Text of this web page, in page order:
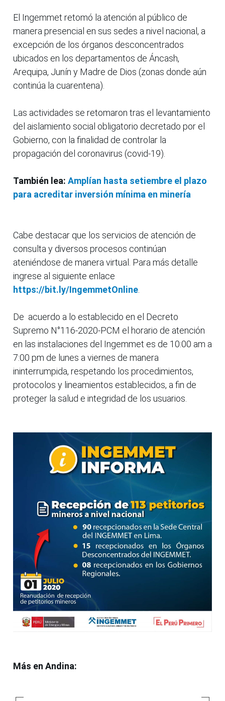
El Ingemmet retomó la atención al público de
manera presencial en sus sedes a nivel nacional, a
excepción de los órganos desconcentrados
ubicados en los departamentos de Áncash,
Arequipa, Junín y Madre de Dios (zonas donde aún
continúa la cuarentena).
Las actividades se retomaron tras el levantamiento
del aislamiento social obligatorio decretado por el
Gobierno, con la finalidad de controlar la
propagación del coronavirus (covid-19).
También lea: Amplían hasta setiembre el plazo
para acreditar inversión mínima en minería
Cabe destacar que los servicios de atención de
consulta y diversos procesos continúan
ateniéndose de manera virtual. Para más detalle
ingrese al siguiente enlace
https://bit.ly/IngemmetOnline
De acuerdo a lo establecido en el Decreto
Supremo N°116-2020-PCM el horario de atención
en las instalaciones del Ingemmet es de 10:00 am a
7:00 pm de lunes a viernes de manera
ininterrumpida, respetando los procedimientos,
protocolos y lineamientos establecidos, a fin de
proteger la salud e integridad de los usuarios.
Más en Andina: